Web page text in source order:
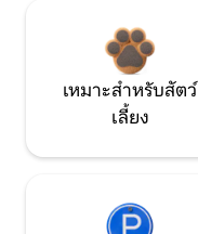
เหมาะสำหรับสัตว์
เลี้ยง